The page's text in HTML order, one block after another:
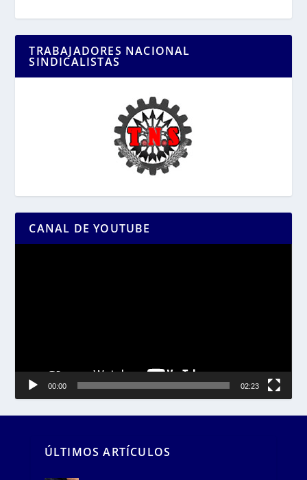
TRABAJADORES NACIONAL
SINDICALISTAS
CANAL DE YOUTUBE
00:00 02:23
ÚLTIMOS ARTÍCULOS